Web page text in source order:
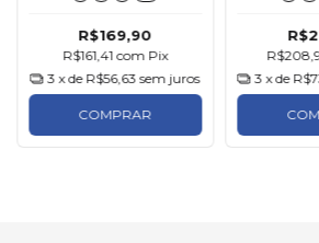
R$169,90
R$161,41com Pix
3 x de R$56,63 sem juros
COMPRAR
3 x de